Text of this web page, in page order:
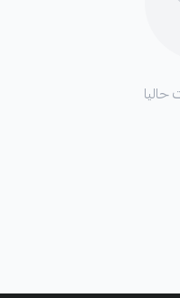
مما يجعلها خيارًا
حاليا